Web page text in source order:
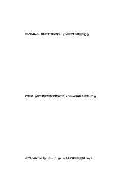
学びを通して、自分や仲間を知り、安心の環境で成長できる
​行事の打ち合わせや会議では若手などメンバーの意見も尊重される
人でしか手がかけられないところに注力して保育を実践しやすい